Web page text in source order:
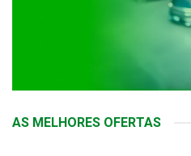
AS MELHORES OFERTAS